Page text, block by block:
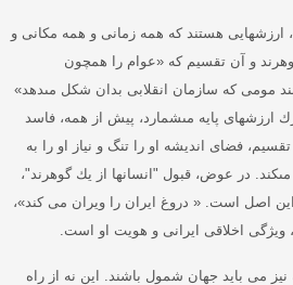
ارزشهایی هستند که همه زمانى و همه مكانى و
و آن تقسيم كه «عوام را همچون
مومى كه سازمان انقلابى بدان شكل مى‏دهد»
ارزشهاى پايه مى‏شمارد، پيش از همه، فاسد
تقسيم، فضاى انديشه او را تنگ و نياز او را به
در عوض، قبول " انسانها از يك گوهرند "،
اين اصل است . « دروغ ایران را ویران می کند»،
ویژگی اخلاقی ایرانی و هویت او است
نیز می باید جهان شمول باشند
این نه از راه